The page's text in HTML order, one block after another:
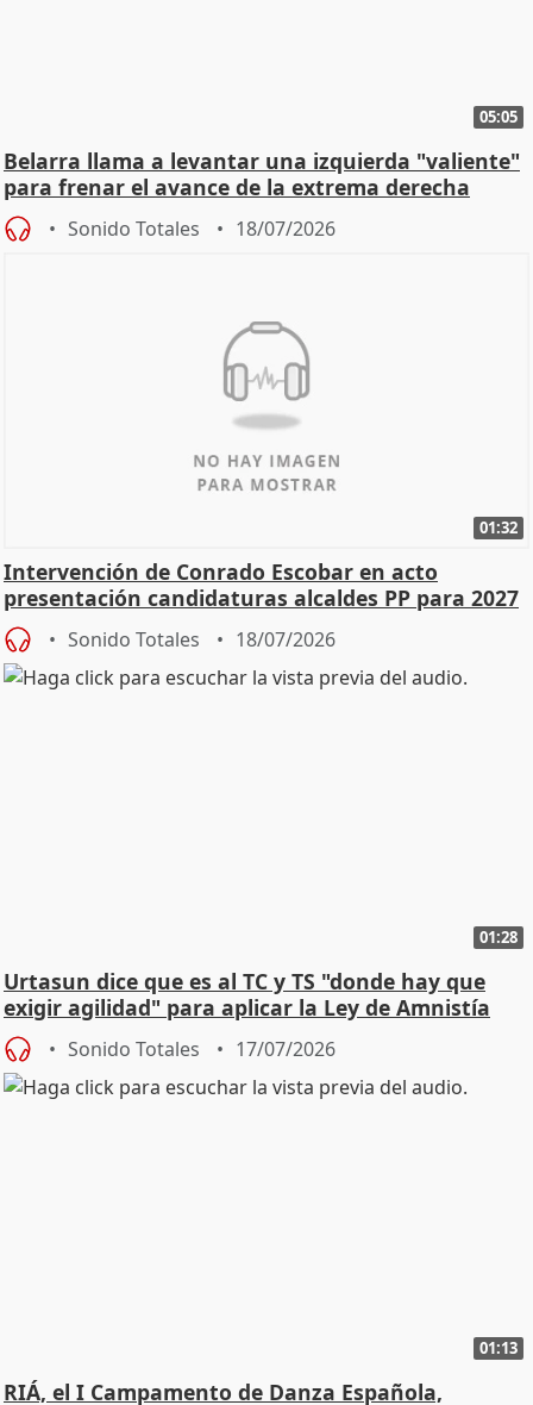
05:05
Belarra llama a levantar una izquierda "valiente"
para frenar el avance de la extrema derecha
Sonido Totales 18/07/2026
01:32
Intervención de Conrado Escobar en acto
presentación candidaturas alcaldes PP para 2027
Sonido Totales 18/07/2026
01:28
Urtasun dice que es al TC y TS "donde hay que
exigir agilidad" para aplicar la Ley de Amnistía
Sonido Totales 17/07/2026
01:13
RIÁ, el I Campamento de Danza Española,